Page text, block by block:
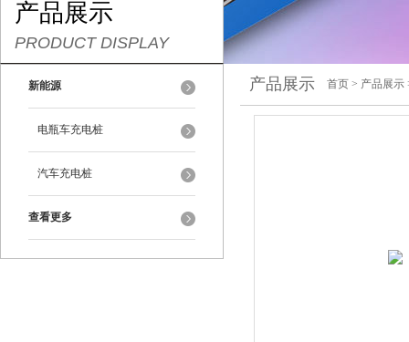
产品展示
PRODUCT DISPLAY
新能源
电瓶车充电桩
汽车充电桩
查看更多
产品展示 首页 > 产品展示